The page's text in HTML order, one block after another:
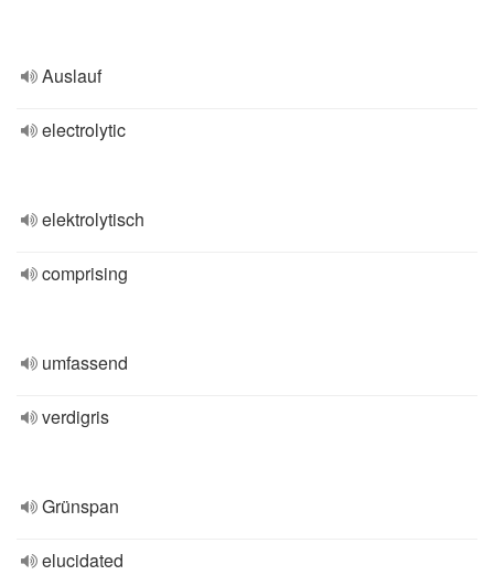
Auslauf
electrolytic
elektrolytisch
comprising
umfassend
verdigris
Grünspan
elucidated